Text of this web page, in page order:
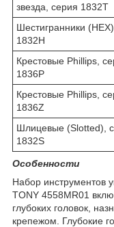
звезда, серия 1832T
Шестигранники
1832H
Крестовые Phillips,
1836P
Крестовые Phillips,
1836Z
Шлицевые (Slotted),
1832S
Особенности
Набор инструментов
TONY 4558MR01
глубоких головок,
крепежом. Глубокие